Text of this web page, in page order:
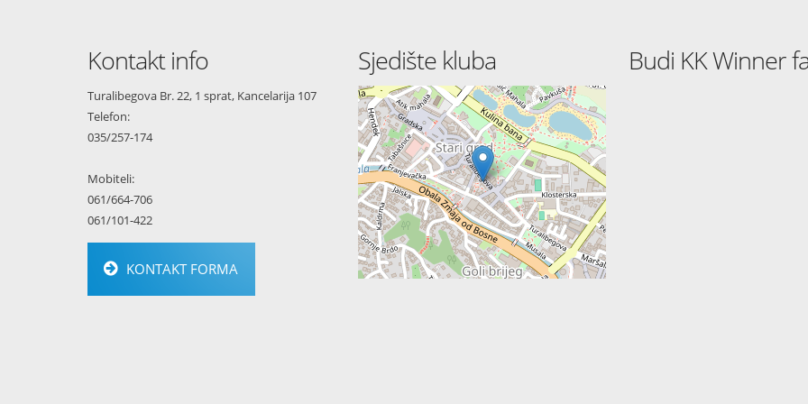
Kontakt info
Turalibegova Br. 22, 1 sprat, Kancelarija 107
Telefon:
035/257-174
Mobiteli:
061/664-706
061/101-422
KONTAKT FORMA
Sjedište kluba Budi KK Winner